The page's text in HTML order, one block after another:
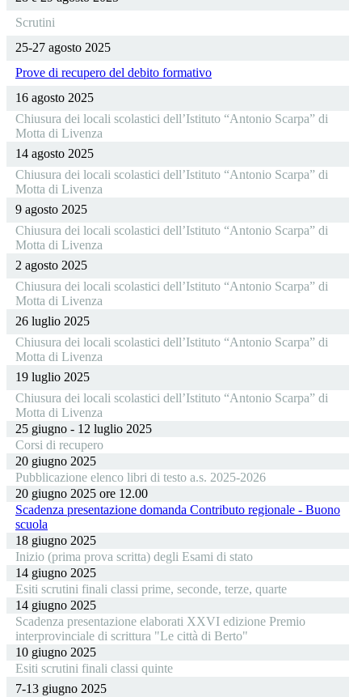
Scrutini
25-27 agosto 2025
Prove di recupero del debito formativo
16 agosto 2025
Chiusura dei locali scolastici dell’Istituto “Antonio Scarpa” di
Motta di Livenza
14 agosto 2025
Chiusura dei locali scolastici dell’Istituto “Antonio Scarpa” di
Motta di Livenza
9 agosto 2025
Chiusura dei locali scolastici dell’Istituto “Antonio Scarpa” di
Motta di Livenza
2 agosto 2025
Chiusura dei locali scolastici dell’Istituto “Antonio Scarpa” di
Motta di Livenza
26 luglio 2025
Chiusura dei locali scolastici dell’Istituto “Antonio Scarpa” di
Motta di Livenza
19 luglio 2025
Chiusura dei locali scolastici dell’Istituto “Antonio Scarpa” di
Motta di Livenza
25 giugno - 12 luglio 2025
Corsi di recupero
20 giugno 2025
Pubblicazione elenco libri di testo a.s. 2025-2026
20 giugno 2025 ore 12.00
Scadenza presentazione domanda Contributo regionale - Buono
scuola
18 giugno 2025
Inizio (prima prova scritta) degli Esami di stato
14 giugno 2025
Esiti scrutini finali classi prime, seconde, terze, quarte
14 giugno 2025
Scadenza presentazione elaborati XXVI edizione Premio
interprovinciale di scrittura "Le città di Berto"
10 giugno 2025
Esiti scrutini finali classi quinte
7-13 giugno 2025